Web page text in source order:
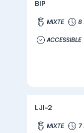
BIP
MIXTE 8
ACCESSIBLE
LJI-2
MIXTE 7